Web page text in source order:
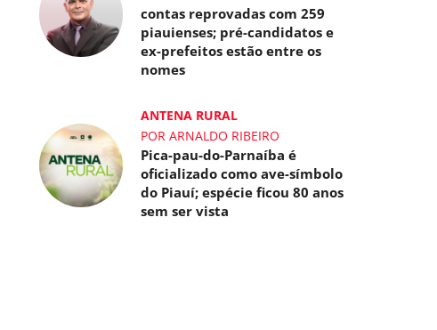
contas reprovadas com 259
piauienses; pré-candidatos e
ex-prefeitos estão entre os
nomes
ANTENA RURAL
POR ARNALDO RIBEIRO
Pica-pau-do-Parnaíba é
oficializado como ave-símbolo
do Piauí; espécie ficou 80 anos
sem ser vista